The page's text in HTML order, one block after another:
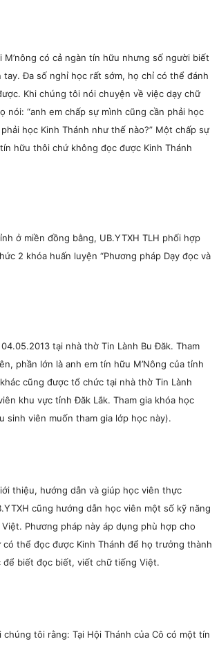
có cả ngàn tín hữu nhưng số người biết
Đa số nghỉ học rất sớm, họ chỉ có thể đánh
Khi chúng tôi nói chuyện về việc dạy chữ
“anh em chấp sự mình cũng cần phải học
phải học Kinh Thánh như thế nào?” Một chấp sự
hữu thôi chứ không đọc được Kinh Thánh
ở miền đồng bằng, UB.YTXH TLH phối hợp
2 khóa huấn luyện “Phương pháp Dạy đọc và
tại nhà thờ Tin Lành Bu Đăk. Tham
phần lớn là anh em tín hữu M’Nông của tỉnh
cũng được tổ chức tại nhà thờ Tin Lành
khu vực tỉnh Đăk Lắk. Tham gia khóa học
sinh viên muốn tham gia lớp học này).
thiệu, hướng dẫn và giúp học viên thực
cũng hướng dẫn học viên một số kỹ năng
Phương pháp này áp dụng phù hợp cho
thể đọc được Kinh Thánh để họ trưởng thành
biết đọc biết, viết chữ tiếng Việt.
tôi rằng: Tại Hội Thánh của Cô có một tín